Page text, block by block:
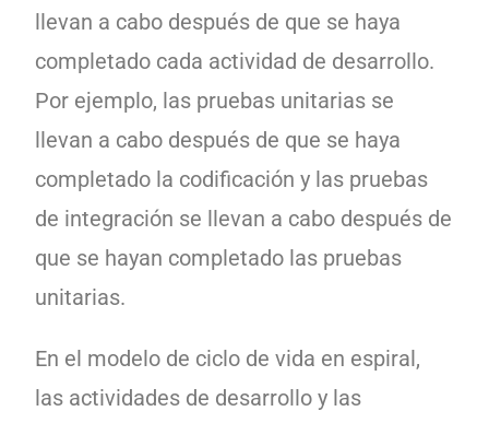
llevan a cabo después de que se haya
completado cada actividad de desarrollo.
Por ejemplo, las pruebas unitarias se
llevan a cabo después de que se haya
completado la codificación y las pruebas
de integración se llevan a cabo después de
que se hayan completado las pruebas
unitarias.
En el modelo de ciclo de vida en espiral,
las actividades de desarrollo y las